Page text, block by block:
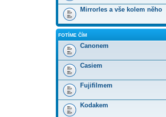
Mirrorles a vše kolem něho
FOTÍME ČÍM
Canonem
Casiem
Fujifilmem
Kodakem